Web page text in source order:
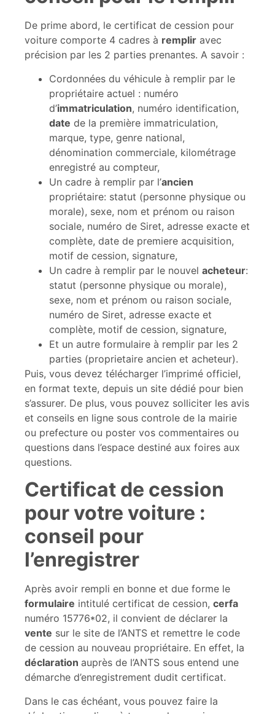
De prime abord, le certificat de cession pour
voiture comporte 4 cadres à remplir avec
précision par les 2 parties prenantes. A savoir :
Cordonnées du véhicule à remplir par le
propriétaire actuel : numéro
d’immatriculation, numéro identification,
date de la première immatriculation,
marque, type, genre national,
dénomination commerciale, kilométrage
enregistré au compteur,
Un cadre à remplir par l’ancien
propriétaire: statut (personne physique ou
morale), sexe, nom et prénom ou raison
sociale, numéro de Siret, adresse exacte et
complète, date de premiere acquisition,
motif de cession, signature,
Un cadre à remplir par le nouvel acheteur:
statut (personne physique ou morale),
sexe, nom et prénom ou raison sociale,
numéro de Siret, adresse exacte et
complète, motif de cession, signature,
Et un autre formulaire à remplir par les 2
parties (proprietaire ancien et acheteur).
Puis, vous devez télécharger l’imprimé officiel,
en format texte, depuis un site dédié pour bien
s’assurer. De plus, vous pouvez solliciter les avis
et conseils en ligne sous controle de la mairie
ou prefecture ou poster vos commentaires ou
questions dans l’espace destiné aux foires aux
questions.
Certificat de cession
pour votre voiture :
conseil pour
l’enregistrer
Après avoir rempli en bonne et due forme le
formulaire intitulé certificat de cession, cerfa
numéro 15776*02, il convient de déclarer la
vente sur le site de l’ANTS et remettre le code
de cession au nouveau propriétaire. En effet, la
déclaration auprès de l’ANTS sous entend une
démarche d’enregistrement dudit certificat.
Dans le cas échéant, vous pouvez faire la